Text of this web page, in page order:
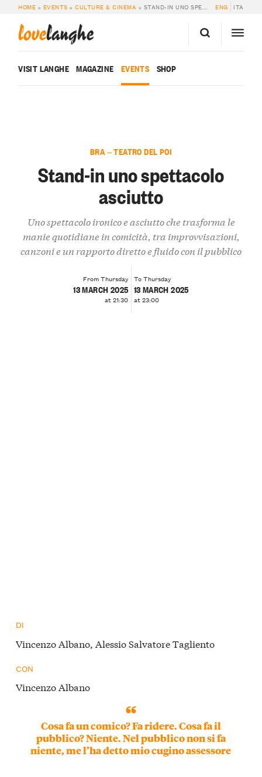
HOME » EVENTS »CULTURE & CINEMA » STAND-IN UNO SPETTACOLO ASCIUTTO ENG ITA
lovelanghe
VISIT LANGHE MAGAZINE EVENTS SHOP
BRA — TEATRO DEL POI
Stand-in uno spettacolo
asciutto
Uno spettacolo ironico e asciutto che trasforma le
manie quotidiane in comicità, tra improvvisazioni,
canzoni e un rapporto diretto e fluido con il pubblico
From Thursday
13 MARCH 2025
at 21:30
To Thursday
13 MARCH 2025
at 23:00
DI
Vincenzo Albano, Alessio Salvatore Tagliento
CON
Vincenzo Albano
Cosa fa un comico? Fa ridere. Cosa fa il
pubblico? Niente. Nel pubblico non si fa
niente, me l’ha detto mio cugino assessore